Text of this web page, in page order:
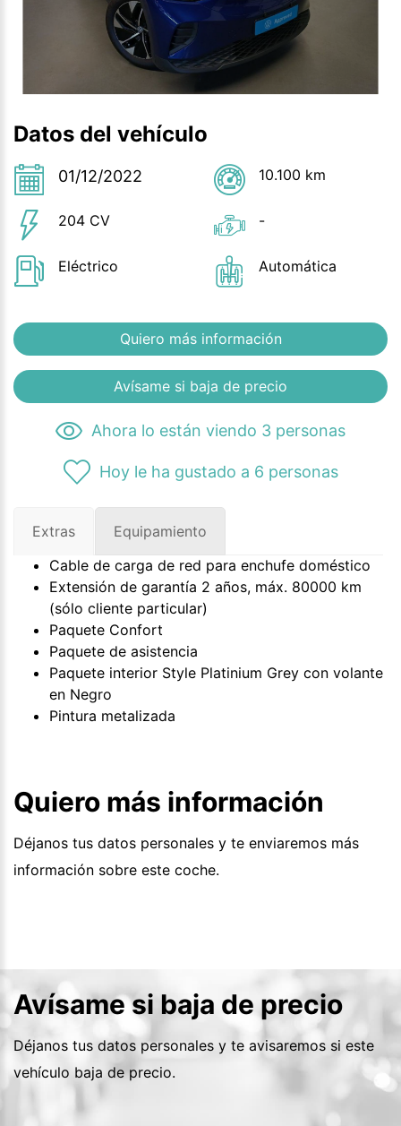
Datos del vehículo
01/12/2022 10.100 km
204 CV -
Eléctrico Automática
Quiero más información
Avísame si baja de precio
Ahora lo están viendo 3 personas
Hoy le ha gustado a 6 personas
Extras
Equipamiento
Cable de carga de red para enchufe doméstico
Extensión de garantía 2 años, máx. 80000 km
(sólo cliente particular)
Paquete Confort
Paquete de asistencia
Paquete interior Style Platinium Grey con volante
en Negro
Pintura metalizada
Quiero más información
Déjanos tus datos personales y te enviaremos más
información sobre este coche.
Avísame si baja de precio
Déjanos tus datos personales y te avisaremos si este
vehículo baja de precio.